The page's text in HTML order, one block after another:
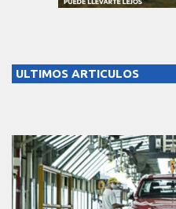
ULTIMOS ARTICULOS